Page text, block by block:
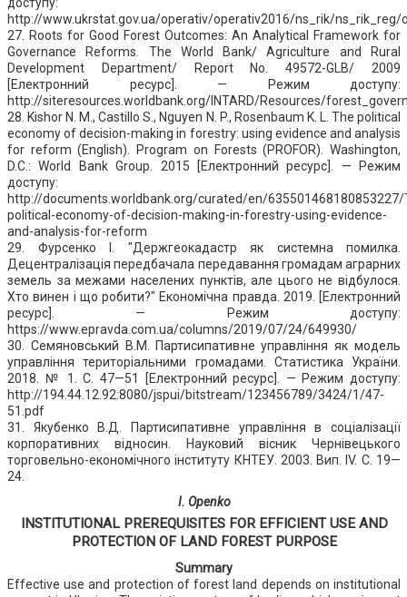
http://www.ukrstat.gov.ua/operativ/operativ2016/ns_rik/ns_rik_reg/
27. Roots for Good Forest Outcomes: An Analytical Framework for
Governance Reforms. The World Bank/ Agriculture and Rural
Development Department/ Report No. 49572-GLB/ 2009
[Електронний ресурс]. — Режим доступу:
http://siteresources.worldbank.org/INTARD/Resources/
28. Kishor N. M., Castillo S., Nguyen N. P., Rosenbaum K. L. The political
economy of decision-making in forestry: using evidence and analysis
for reform (English). Program on Forests (PROFOR). Washington,
D.C.: World Bank Group. 2015 [Електронний ресурс]. — Режим
доступу:
http://documents.worldbank.org/curated/en/635501468180853227/
political-economy-of-decision-making-in-forestry-using-evidence-
and-analysis-for-reform
29. Фурсенко І. "Держгеокадастр як системна помилка.
Децентралізація передбачала передавання громадам аграрних
земель за межами населених пунктів, але цього не відбулося.
Хто винен і що робити?" Економічна правда. 2019. [Електронний
ресурс]. — Режим доступу:
https://www.epravda.com.ua/columns/2019/07/24/649930/
30. Семяновський В.М. Партисипативне управління як модель
управління територіальними громадами. Статистика України.
2018. № 1. С. 47—51 [Електронний ресурс]. — Режим доступу:
http://194.44.12.92:8080/jspui/bitstream/123456789/3424/1/47-
51.pdf
31. Якубенко В.Д. Партисипативне управління в соціалізації
корпоративних відносин. Науковий вісник Чернівецького
торговельно-економічного інституту КНТЕУ. 2003. Вип. IV. С. 19—
24.
I. Openko
INSTITUTIONAL PREREQUISITES FOR EFFICIENT USE AND
PROTECTION OF LAND FOREST PURPOSE
Summary
Effective use and protection of forest land depends on institutional